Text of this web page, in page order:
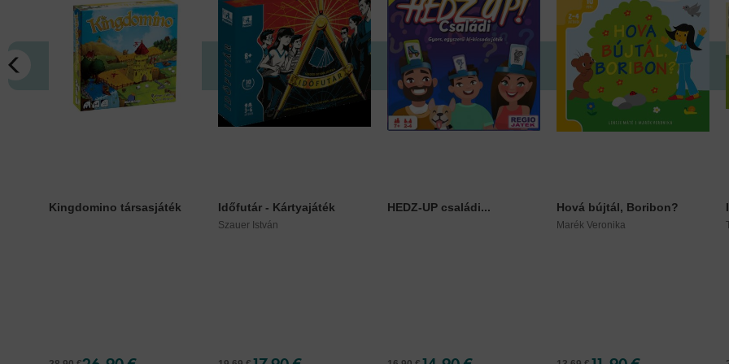
Kingdomino társasjáték Időfutár - Kártyajáték
Szauer István
HEDZ-UP családi... Hová bújtál, Boribon?
Marék Veronika